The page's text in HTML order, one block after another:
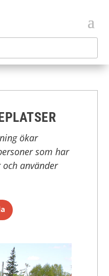
ökar
som har
använder